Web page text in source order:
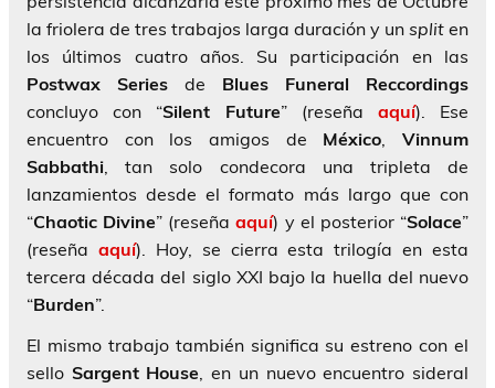
la friolera de tres trabajos larga duración y un split en
los últimos cuatro años. Su participación en las
Postwax Series de Blues Funeral Reccordings
concluyo con “Silent Future” (reseña aquí). Ese
encuentro con los amigos de México,Vinnum
Sabbathi, tan solo condecora una tripleta de
lanzamientos desde el formato más largo que con
“Chaotic Divine” (reseñaaquí) y el posterior “Solace”
(reseña aquí). Hoy, se cierra esta trilogía en esta
tercera década del siglo XXI bajo la huella del nuevo
“Burden”.
El mismo trabajo también significa su estreno con el
sello Sargent House, en un nuevo encuentro sideral